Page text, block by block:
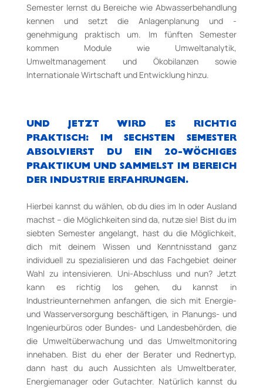
Semester lernst du Bereiche wie Abwasserbehandlung
kennen und setzt die Anlagenplanung und ­-
genehmigung praktisch um. Im fünften Semester
kommen Module wie Umweltanalytik,
Umweltmanagement und Ökobilanzen sowie
Internationale Wirtschaft und Entwicklung hinzu.
UND JETZT WIRD ES RICHTIG
PRAKTISCH: IM SECHSTEN SEMESTER
ABSOLVIERST DU EIN 20­-WÖCHIGES
PRAKTIKUM UND SAMMELST IM BEREICH
DER INDUSTRIE ERFAHRUNGEN.
Hierbei kannst du wählen, ob du dies im In­ oder Ausland
machst – die Möglichkeiten sind da, nutze sie! Bist du im
siebten Semester angelangt, hast du die Möglichkeit,
dich mit deinem Wissen und Kenntnisstand ganz
individuell zu spezialisieren und das Fachgebiet deiner
Wahl zu intensivieren. Uni-Abschluss und nun? Jetzt
kann es richtig los gehen, du kannst in
Industrieunternehmen anfangen, die sich mit Energie­
und Wasserversorgung beschäftigen, in Planungs­- und
Ingenieurbüros oder Bundes-­ und Landesbehörden, die
die Umweltüberwachung und das Umweltmonitoring
innehaben. Bist du eher der Berater­ und Rednertyp,
dann hast du auch Aussichten als Umweltberater,
Energiemanager oder Gutachter. Natürlich kannst du